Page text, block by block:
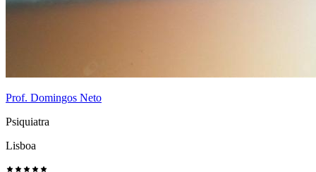
Prof. Domingos Neto
Psiquiatra
Lisboa